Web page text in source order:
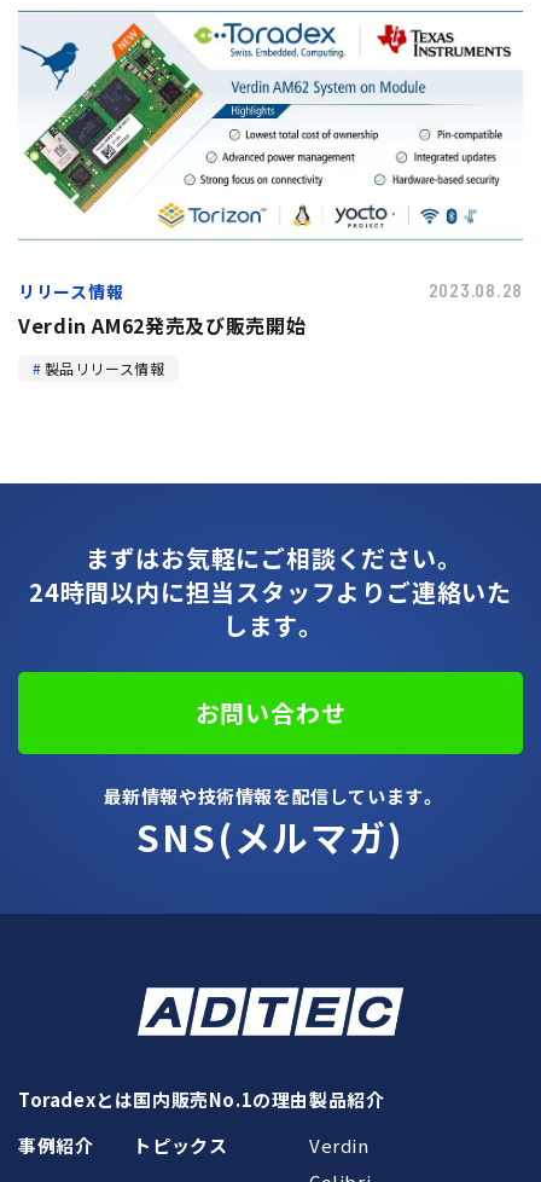
リリース情報 2023.08.28
Verdin AM62発売及び販売開始
製品リリース情報
まずはお気軽にご相談ください。
24時間以内に担当スタッフよりご連絡いた
します。
お問い合わせ
最新情報や技術情報を配信しています。
SNS(メルマガ)
Toradexとは
事例紹介
国内販売No.1の理由
トピックス
製品紹介
Verdin